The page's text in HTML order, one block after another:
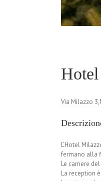
Via Milazzo
L’Hotel
fermano alla
Le camere
La reception